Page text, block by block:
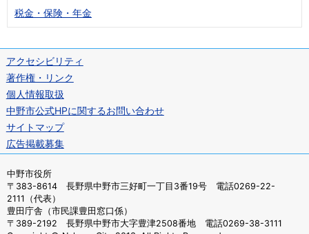
税金・保険・年金
アクセシビリティ
著作権・リンク
個人情報取扱
中野市公式HPに関するお問い合わせ
サイトマップ
広告掲載募集
中野市役所
〒383-8614 長野県中野市三好町一丁目3番19号 電話0269-22-
2111（代表）
豊田庁舎（市民課豊田窓口係）
〒389-2192 長野県中野市大字豊津2508番地 電話0269-38-3111